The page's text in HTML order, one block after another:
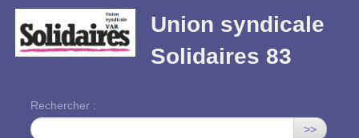
Union syndicale
Solidaires 83
Rechercher :
>>